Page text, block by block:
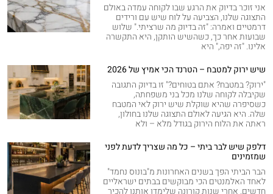
אני זוכר בדיוק את הרגע שבו לקוחה עמדה באולם
התצוגה שלנו, הצביעה על לוח שיש עם ורידים
דרמטיים ואמרה: "זה בדיוק מה שרציתי." שלוש
שבועות אחר כך, כשהשיש הותקן, היא התקשרה
אלינו. "זה יפה," היא
שיש ירוק למטבח – הטרנד הכי אמיץ של 2026
"ירוק? במטבח? אתם בטוחים?" זו בדיוק התגובה
שקיבלה לקוחה שלנו מכל בני משפחתה,
כשסיפרה שהיא שוקלת שיש ירוק לאי המטבח
שלה. היא הגיעה לאולם התצוגה שלנו בחולון,
ראתה את הלוח הירוק בגודל מלא – ולא
דלפק שיש לבר ביתי – כל מה שצריך לדעת לפני
שמזמינים
הבר הביתי הפך בשנים האחרונות מ"בונוס נחמד"
לאחד האלמנטים הכי מבוקשים בבתים ישראליים
חדשים. אחרי שנות קורונה שלימדו אותנו להכיר